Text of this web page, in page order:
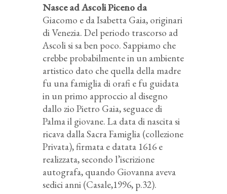
Nasce ad Ascoli Piceno da
Giacomo e da Isabetta Gaia, originari
di Venezia. Del periodo trascorso ad
Ascoli si sa ben poco. Sappiamo che
crebbe probabilmente in un ambiente
artistico dato che quella della madre
fu una famiglia di orafi e fu guidata
in un primo approccio al disegno
dallo zio Pietro Gaia, seguace di
Palma il giovane. La data di nascita si
ricava dalla Sacra Famiglia (collezione
Privata), firmata e datata 1616 e
realizzata, secondo l’iscrizione
autografa, quando Giovanna aveva
sedici anni (Casale,1996, p.32).